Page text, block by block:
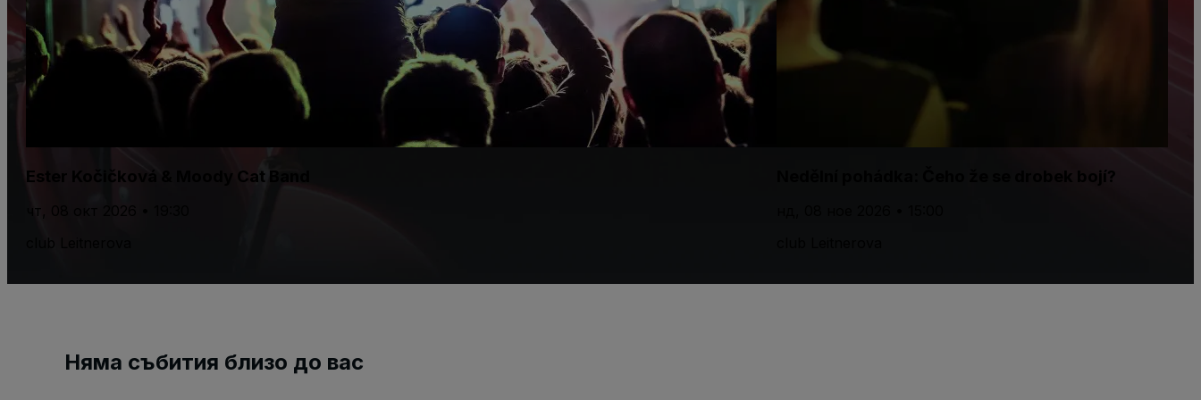
Ester Kočičková & Moody Cat Band
чт, 08 окт 2026 • 19:30
Nedělní pohádka: Čeho že se drobek bojí?
Няма събития близо до вас